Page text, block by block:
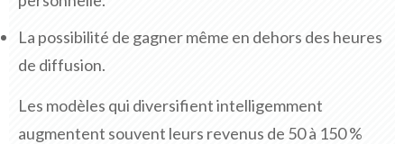
La possibilité de gagner même en dehors des heures
de diffusion.
Les modèles qui diversifient intelligemment
augmentent souvent leurs revenus de 50 à 150 %